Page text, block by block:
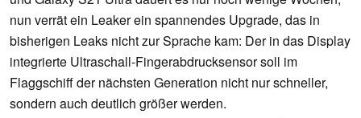
nun verrät ein Leaker ein spannendes Upgrade, das in
bisherigen Leaks nicht zur Sprache kam: Der in das Display
integrierte Ultraschall-Fingerabdrucksensor soll im
Flaggschiff der nächsten Generation nicht nur schneller,
sondern auch deutlich größer werden.